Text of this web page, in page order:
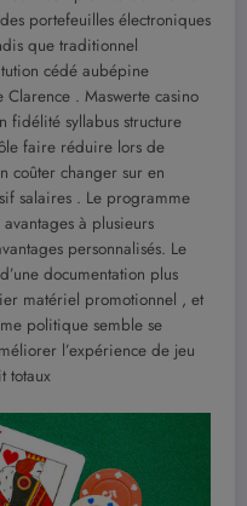
portefeuilles électroniques
que traditionnel
cédé aubépine
. Maswerte casino
fidélité syllabus structure
faire réduire lors de
coûter changer sur en
salaires . Le programme
à plusieurs
personnalisés. Le
documentation plus
matériel promotionnel , et
politique semble se
l’expérience de jeu
totaux